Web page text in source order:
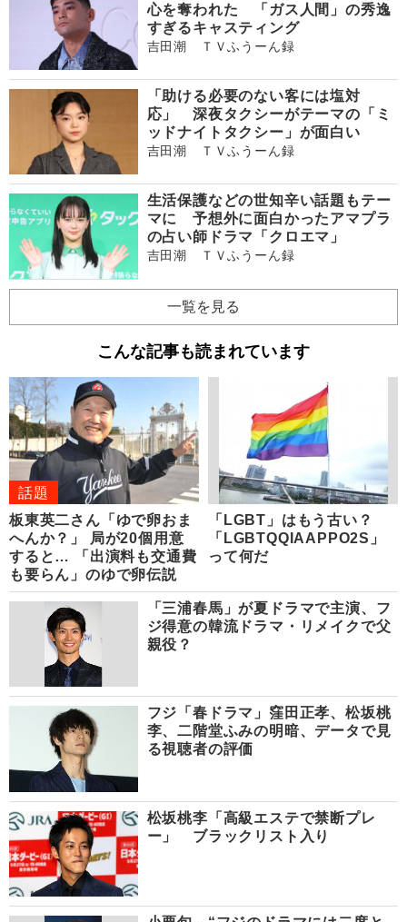
心を奪われた 「ガス人間」の秀逸
すぎるキャスティング
吉田潮 ＴＶふうーん録
「助ける必要のない客には塩対
応」 深夜タクシーがテーマの「ミ
ッドナイトタクシー」が面白い
吉田潮 ＴＶふうーん録
生活保護などの世知辛い話題もテー
マに 予想外に面白かったアマプラ
の占い師ドラマ「クロエマ」
吉田潮 ＴＶふうーん録
一覧を見る
こんな記事も読まれています
話題
板東英二さん「ゆで卵おま
へんか？」 局が20個用意
すると… 「出演料も交通費
も要らん」のゆで卵伝説
「LGBT」はもう古い？
「LGBTQQIAAPPO2S」
って何だ
「三浦春馬」が夏ドラマで主演、フ
ジ得意の韓流ドラマ・リメイクで父
親役？
フジ「春ドラマ」窪田正孝、松坂桃
李、二階堂ふみの明暗、データで見
る視聴者の評価
松坂桃李「高級エステで禁断プレ
ー」 ブラックリスト入り